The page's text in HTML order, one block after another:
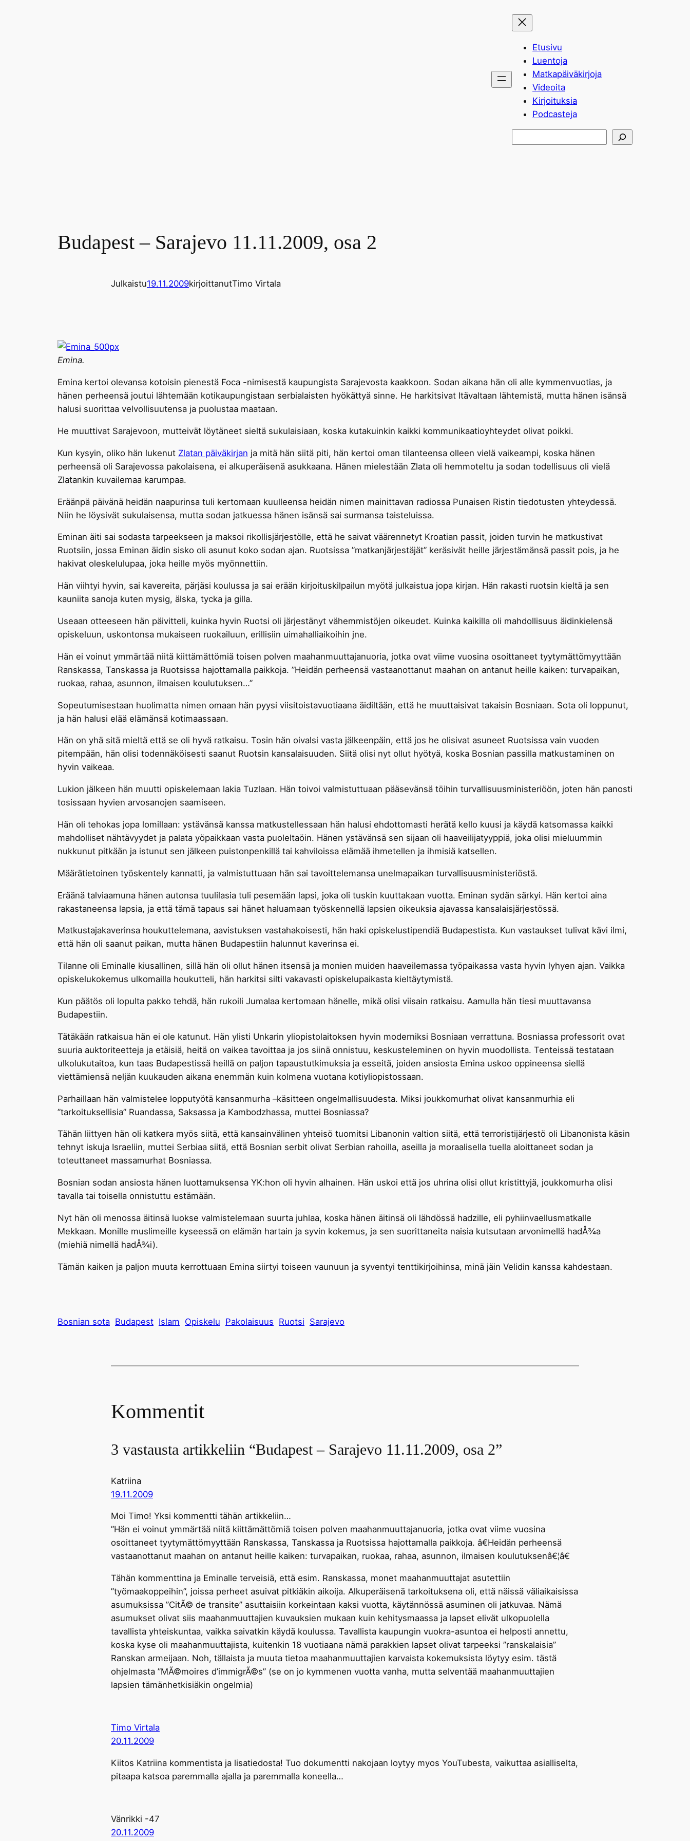
Etusivu
Luentoja
Matkapäiväkirjoja
Videoita
Kirjoituksia
Podcasteja
Budapest – Sarajevo 11.11.2009, osa 2
Julkaistu19.11.2009kirjoittanutTimo Virtala
Emina.
Emina kertoi olevansa kotoisin pienestä Foca -nimisestä kaupungista Sarajevosta kaakkoon. Sodan aikana hän oli alle kymmenvuotias, ja
hänen perheensä joutui lähtemään kotikaupungistaan serbialaisten hyökättyä sinne. He harkitsivat Itävaltaan lähtemistä, mutta hänen isänsä
halusi suorittaa velvollisuutensa ja puolustaa maataan.
He muuttivat Sarajevoon, mutteivät löytäneet sieltä sukulaisiaan, koska kutakuinkin kaikki kommunikaatioyhteydet olivat poikki.
Kun kysyin, oliko hän lukenut Zlatan päiväkirjan ja mitä hän siitä piti, hän kertoi oman tilanteensa olleen vielä vaikeampi, koska hänen
perheensä oli Sarajevossa pakolaisena, ei alkuperäisenä asukkaana. Hänen mielestään Zlata oli hemmoteltu ja sodan todellisuus oli vielä
Zlatankin kuvailemaa karumpaa.
Eräänpä päivänä heidän naapurinsa tuli kertomaan kuulleensa heidän nimen mainittavan radiossa Punaisen Ristin tiedotusten yhteydessä.
Niin he löysivät sukulaisensa, mutta sodan jatkuessa hänen isänsä sai surmansa taisteluissa.
Eminan äiti sai sodasta tarpeekseen ja maksoi rikollisjärjestölle, että he saivat väärennetyt Kroatian passit, joiden turvin he matkustivat
Ruotsiin, jossa Eminan äidin sisko oli asunut koko sodan ajan. Ruotsissa ”matkanjärjestäjät” keräsivät heille järjestämänsä passit pois, ja he
hakivat oleskelulupaa, joka heille myös myönnettiin.
Hän viihtyi hyvin, sai kavereita, pärjäsi koulussa ja sai erään kirjoituskilpailun myötä julkaistua jopa kirjan. Hän rakasti ruotsin kieltä ja sen
kauniita sanoja kuten mysig, älska, tycka ja gilla.
Useaan otteeseen hän päivitteli, kuinka hyvin Ruotsi oli järjestänyt vähemmistöjen oikeudet. Kuinka kaikilla oli mahdollisuus äidinkielensä
opiskeluun, uskontonsa mukaiseen ruokailuun, erillisiin uimahalliaikoihin jne.
Hän ei voinut ymmärtää niitä kiittämättömiä toisen polven maahanmuuttajanuoria, jotka ovat viime vuosina osoittaneet tyytymättömyyttään
Ranskassa, Tanskassa ja Ruotsissa hajottamalla paikkoja. ”Heidän perheensä vastaanottanut maahan on antanut heille kaiken: turvapaikan,
ruokaa, rahaa, asunnon, ilmaisen koulutuksen…”
Sopeutumisestaan huolimatta nimen omaan hän pyysi viisitoistavuotiaana äidiltään, että he muuttaisivat takaisin Bosniaan. Sota oli loppunut,
ja hän halusi elää elämänsä kotimaassaan.
Hän on yhä sitä mieltä että se oli hyvä ratkaisu. Tosin hän oivalsi vasta jälkeenpäin, että jos he olisivat asuneet Ruotsissa vain vuoden
pitempään, hän olisi todennäköisesti saanut Ruotsin kansalaisuuden. Siitä olisi nyt ollut hyötyä, koska Bosnian passilla matkustaminen on
hyvin vaikeaa.
Lukion jälkeen hän muutti opiskelemaan lakia Tuzlaan. Hän toivoi valmistuttuaan pääsevänsä töihin turvallisuusministeriöön, joten hän panosti
tosissaan hyvien arvosanojen saamiseen.
Hän oli tehokas jopa lomillaan: ystävänsä kanssa matkustellessaan hän halusi ehdottomasti herätä kello kuusi ja käydä katsomassa kaikki
mahdolliset nähtävyydet ja palata yöpaikkaan vasta puoleltaöin. Hänen ystävänsä sen sijaan oli haaveilijatyyppiä, joka olisi mieluummin
nukkunut pitkään ja istunut sen jälkeen puistonpenkillä tai kahviloissa elämää ihmetellen ja ihmisiä katsellen.
Määrätietoinen työskentely kannatti, ja valmistuttuaan hän sai tavoittelemansa unelmapaikan turvallisuusministeriöstä.
Eräänä talviaamuna hänen autonsa tuulilasia tuli pesemään lapsi, joka oli tuskin kuuttakaan vuotta. Eminan sydän särkyi. Hän kertoi aina
rakastaneensa lapsia, ja että tämä tapaus sai hänet haluamaan työskennellä lapsien oikeuksia ajavassa kansalaisjärjestössä.
Matkustajakaverinsa houkuttelemana, aavistuksen vastahakoisesti, hän haki opiskelustipendiä Budapestista. Kun vastaukset tulivat kävi ilmi,
että hän oli saanut paikan, mutta hänen Budapestiin halunnut kaverinsa ei.
Tilanne oli Eminalle kiusallinen, sillä hän oli ollut hänen itsensä ja monien muiden haaveilemassa työpaikassa vasta hyvin lyhyen ajan. Vaikka
opiskelukokemus ulkomailla houkutteli, hän harkitsi silti vakavasti opiskelupaikasta kieltäytymistä.
Kun päätös oli lopulta pakko tehdä, hän rukoili Jumalaa kertomaan hänelle, mikä olisi viisain ratkaisu. Aamulla hän tiesi muuttavansa
Budapestiin.
Tätäkään ratkaisua hän ei ole katunut. Hän ylisti Unkarin yliopistolaitoksen hyvin moderniksi Bosniaan verrattuna. Bosniassa professorit ovat
suuria auktoriteetteja ja etäisiä, heitä on vaikea tavoittaa ja jos siinä onnistuu, keskusteleminen on hyvin muodollista. Tenteissä testataan
ulkolukutaitoa, kun taas Budapestissä heillä on paljon tapaustutkimuksia ja esseitä, joiden ansiosta Emina uskoo oppineensa siellä
viettämiensä neljän kuukauden aikana enemmän kuin kolmena vuotana kotiyliopistossaan.
Parhaillaan hän valmistelee lopputyötä kansanmurha –käsitteen ongelmallisuudesta. Miksi joukkomurhat olivat kansanmurhia eli
”tarkoituksellisia” Ruandassa, Saksassa ja Kambodzhassa, muttei Bosniassa?
Tähän liittyen hän oli katkera myös siitä, että kansainvälinen yhteisö tuomitsi Libanonin valtion siitä, että terroristijärjestö oli Libanonista käsin
tehnyt iskuja Israeliin, muttei Serbiaa siitä, että Bosnian serbit olivat Serbian rahoilla, aseilla ja moraalisella tuella aloittaneet sodan ja
toteuttaneet massamurhat Bosniassa.
Bosnian sodan ansiosta hänen luottamuksensa YK:hon oli hyvin alhainen. Hän uskoi että jos uhrina olisi ollut kristittyjä, joukkomurha olisi
tavalla tai toisella onnistuttu estämään.
Nyt hän oli menossa äitinsä luokse valmistelemaan suurta juhlaa, koska hänen äitinsä oli lähdössä hadzille, eli pyhiinvaellusmatkalle
Mekkaan. Monille muslimeille kyseessä on elämän hartain ja syvin kokemus, ja sen suorittaneita naisia kutsutaan arvonimellä hadÅ¾a
(miehiä nimellä hadÅ¾i).
Tämän kaiken ja paljon muuta kerrottuaan Emina siirtyi toiseen vaunuun ja syventyi tenttikirjoihinsa, minä jäin Velidin kanssa kahdestaan.
Bosnian sota Budapest Islam Opiskelu Pakolaisuus Ruotsi Sarajevo
Kommentit
3 vastausta artikkeliin “Budapest – Sarajevo 11.11.2009, osa 2”
Katriina
19.11.2009
Moi Timo! Yksi kommentti tähän artikkeliin…
”Hän ei voinut ymmärtää niitä kiittämättömiä toisen polven maahanmuuttajanuoria, jotka ovat viime vuosina
osoittaneet tyytymättömyyttään Ranskassa, Tanskassa ja Ruotsissa hajottamalla paikkoja. â€Heidän perheensä
vastaanottanut maahan on antanut heille kaiken: turvapaikan, ruokaa, rahaa, asunnon, ilmaisen koulutuksenâ€¦â€
Tähän kommenttina ja Eminalle terveisiä, että esim. Ranskassa, monet maahanmuuttajat asutettiin
”työmaakoppeihin”, joissa perheet asuivat pitkiäkin aikoija. Alkuperäisenä tarkoituksena oli, että näissä väliaikaisissa
asumuksissa ”CitÃ© de transite” asuttaisiin korkeintaan kaksi vuotta, käytännössä asuminen oli jatkuvaa. Nämä
asumukset olivat siis maahanmuuttajien kuvauksien mukaan kuin kehitysmaassa ja lapset elivät ulkopuolella
tavallista yhteiskuntaa, vaikka saivatkin käydä koulussa. Tavallista kaupungin vuokra-asuntoa ei helposti annettu,
koska kyse oli maahanmuuttajista, kuitenkin 18 vuotiaana nämä parakkien lapset olivat tarpeeksi ”ranskalaisia”
Ranskan armeijaan. Noh, tällaista ja muuta tietoa maahanmuuttajien karvaista kokemuksista löytyy esim. tästä
ohjelmasta ”MÃ©moires d’immigrÃ©s” (se on jo kymmenen vuotta vanha, mutta selventää maahanmuuttajien
lapsien tämänhetkisiäkin ongelmia)
Timo Virtala
20.11.2009
Kiitos Katriina kommentista ja lisatiedosta! Tuo dokumentti nakojaan loytyy myos YouTubesta, vaikuttaa asialliselta,
pitaapa katsoa paremmalla ajalla ja paremmalla koneella…
Vänrikki -47
20.11.2009